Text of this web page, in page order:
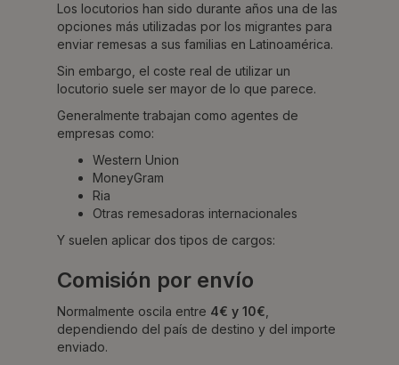
Los locutorios han sido durante años una de las
opciones más utilizadas por los migrantes para
enviar remesas a sus familias en Latinoamérica.
Sin embargo, el coste real de utilizar un
locutorio suele ser mayor de lo que parece.
Generalmente trabajan como agentes de
empresas como:
Western Union
MoneyGram
Ria
Otras remesadoras internacionales
Y suelen aplicar dos tipos de cargos:
Comisión por envío
Normalmente oscila entre 4€ y 10€
dependiendo del país de destino y del importe
enviado.